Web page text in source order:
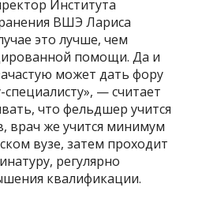
Института
ВШЭ Лариса
это лучше, чем
помощи. Да и
может дать фору
— считает
что фельдшер учится
врач же учится минимум
вузе, затем проходит
регулярно
квалификации.